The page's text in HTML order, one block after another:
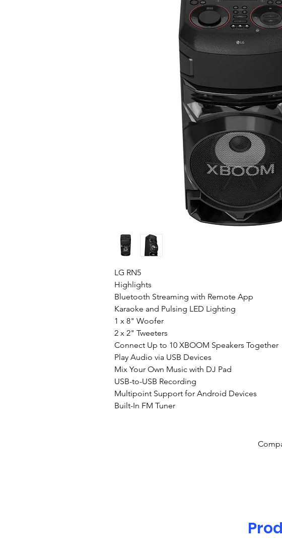
LG RN5
Highlights
Bluetooth Streaming with Remote App
Karaoke and Pulsing LED Lighting
1 x 8" Woofer
2 x 2" Tweeters
Connect Up to 10 XBOOM Speakers Together
Play Audio via USB Devices
Mix Your Own Music with DJ Pad
USB-to-USB Recording
Multipoint Support for Android Devices
Built-In FM Tuner